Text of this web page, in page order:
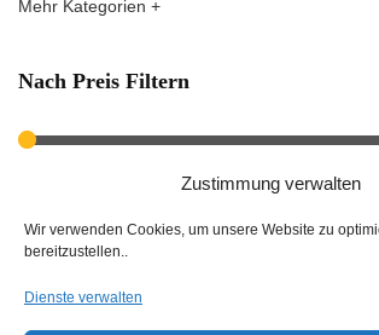
Zustimmung verwalten
Wir verwenden Cookies, um unsere Website zu
bereitzustellen..
Dienste verwalten
Mehr Kategorien +
Nach Preis Filtern
FILTER
Preis:20 €—30 €